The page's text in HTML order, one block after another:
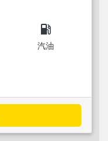
local_gas_station
汽油